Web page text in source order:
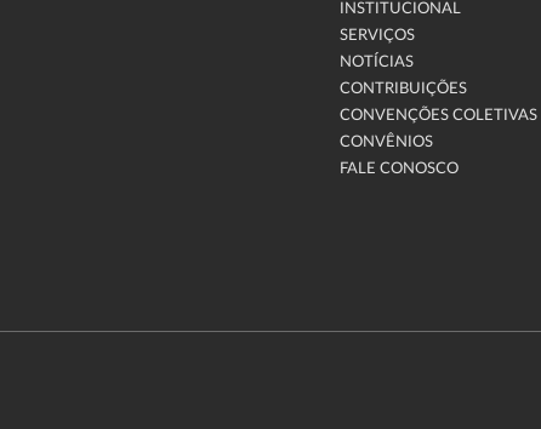
INSTITUCIONAL
SERVIÇOS
NOTÍCIAS
CONTRIBUIÇÕES
CONVENÇÕES COLETIVAS
CONVÊNIOS
FALE CONOSCO